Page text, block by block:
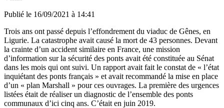
Publié le 16/09/2021 à 14:41
Trois ans ont passé depuis l’effondrement du viaduc de Gênes, en
Ligurie. La catastrophe avait causé la mort de 43 personnes. Devant
la crainte d’un accident similaire en France, une mission
d’information sur la sécurité des ponts avait été constituée au Sénat
dans les mois qui ont suivi. Un rapport avait fait le constat de « l’état
inquiétant des ponts français » et avait recommandé la mise en place
d’un « plan Marshall » pour ces ouvrages. La première des urgences
listées était de réaliser un diagnostic de l’ensemble des ponts
communaux d’ici cinq ans. C’était en juin 2019.